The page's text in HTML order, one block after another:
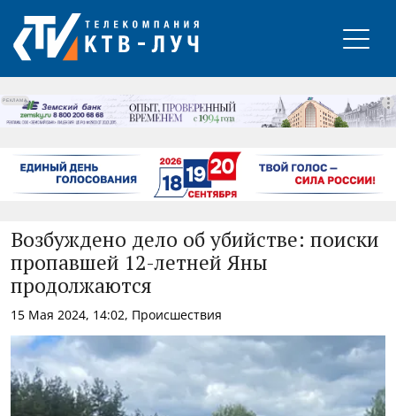
РЕКЛАМА
Возбуждено дело об убийстве: поиски
пропавшей 12-летней Яны
продолжаются
15 Мая 2024, 14:02, Происшествия